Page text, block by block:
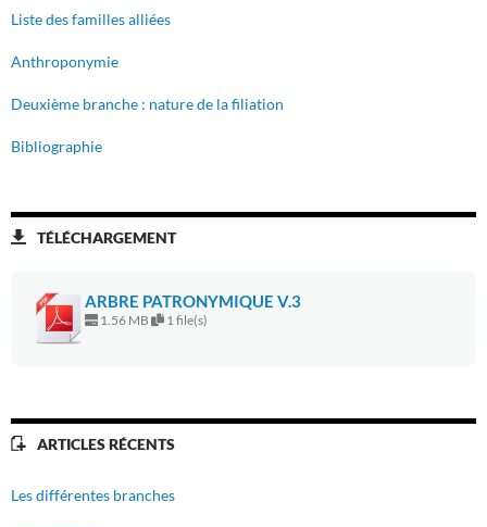
Liste des familles alliées
Anthroponymie
Deuxième branche : nature de la filiation
Bibliographie
TÉLÉCHARGEMENT
ARBRE PATRONYMIQUE V.3
1.56 MB 1 file(s)
ARTICLES RÉCENTS
Les différentes branches